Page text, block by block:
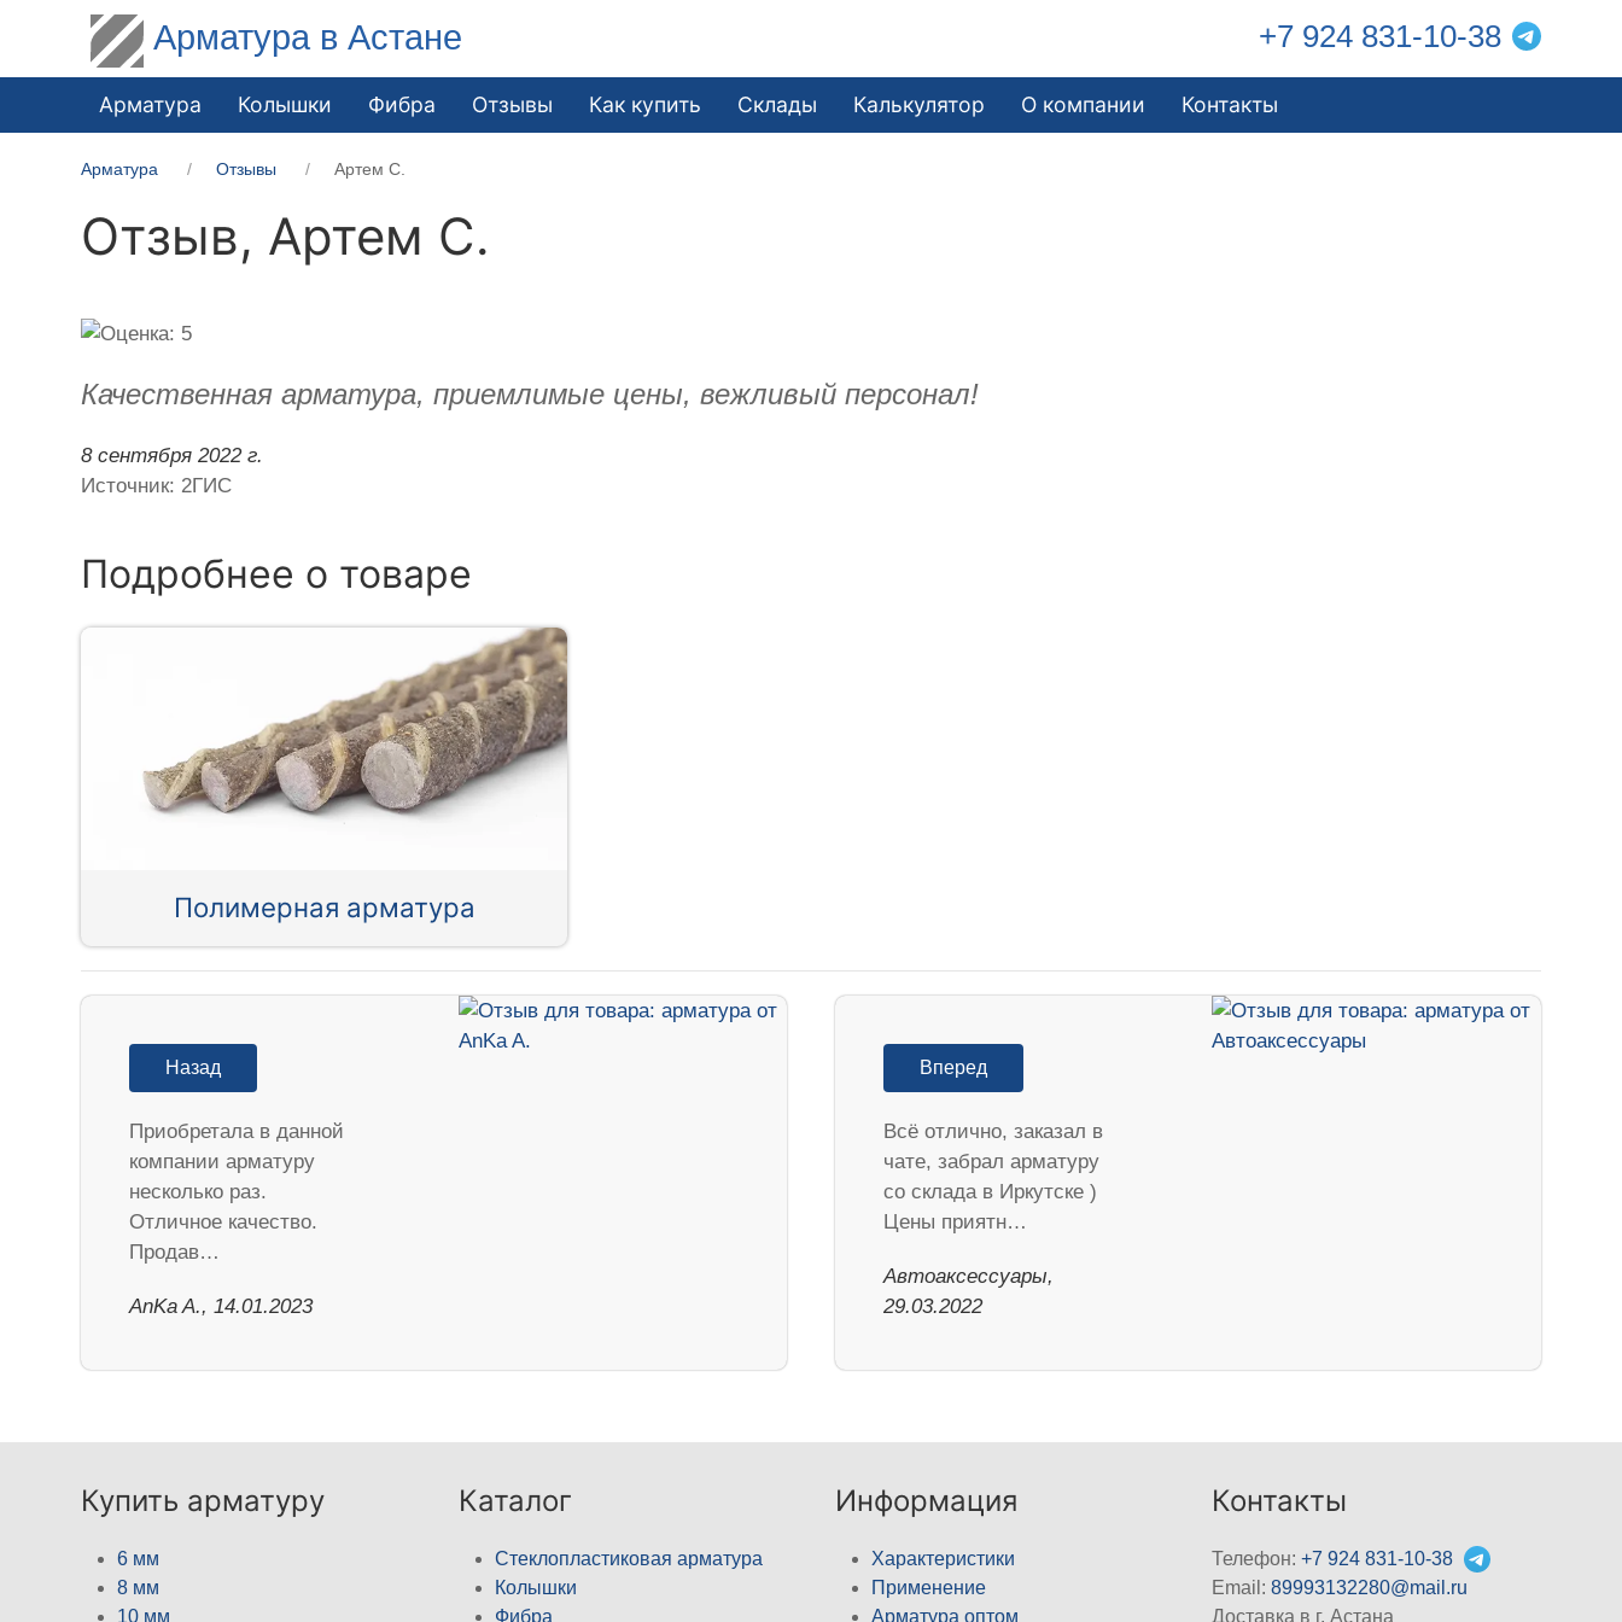
Арматура в Астане +7 924 831-10-38
Арматура Колышки Фибра Отзывы Как купить Склады Калькулятор О компании Контакты
Арматура Отзывы Артем С.
Отзыв, Артем С.
Качественная арматура, приемлимые цены, вежливый персонал!
8 сентября 2022 г.
Источник: 2ГИС
Подробнее о товаре
Полимерная арматура
Назад
Приобретала в данной
компании арматуру
несколько раз.
Отличное качество.
Продав…
AnKa A., 14.01.2023
Вперед
Всё отлично, заказал в
чате, забрал арматуру
со склада в Иркутске )
Цены приятн…
Автоаксессуары,
29.03.2022
Купить арматуру
6 мм
8 мм
10 мм
Каталог
Стеклопластиковая арматура
Колышки
Фибра
Информация
Характеристики
Применение
Арматура оптом
Контакты
Телефон:+7 924 831-10-38
Email:89993132280@mail.ru
Доставка в г. Астана